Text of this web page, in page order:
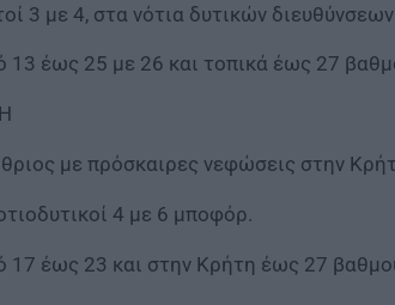
3 με 4, στα νότια δυτικών
13 έως 25 με 26 και τοπικά έως 27
με πρόσκαιρες νεφώσεις στην
4 με 6 μποφόρ.
17 έως 23 και στην Κρήτη έως 27